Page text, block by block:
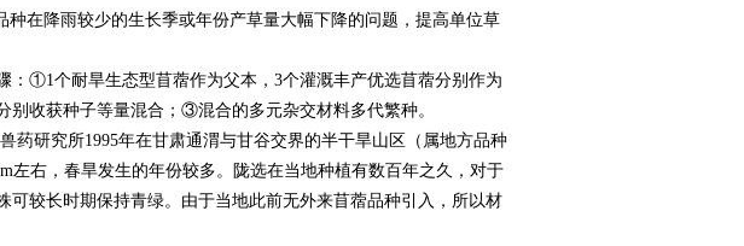
在降雨较少的生长季或年份产草量大幅下降的问题，提高单位草
：①1个耐旱生态型苜蓿作为父本，3个灌溉丰产优选苜蓿分别作为
收获种子等量混合；③混合的多元杂交材料多代繁种。
药研究所1995年在甘肃通渭与甘谷交界的半干旱山区（属地方品种
左右，春旱发生的年份较多。陇选在当地种植有数百年之久，对于
较长时期保持青绿。由于当地此前无外来苜蓿品种引入，所以材